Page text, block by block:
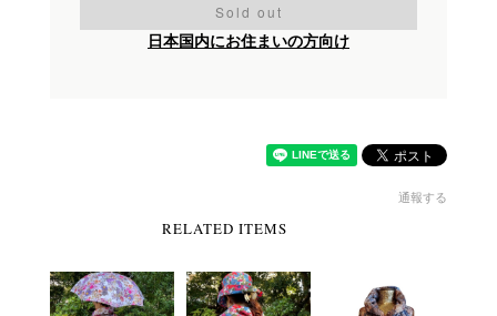
Sold out
日本国内にお住まいの方向け
通報する
RELATED ITEMS